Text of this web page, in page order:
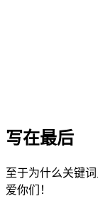
写在最后
至于为什么关键
爱你们！